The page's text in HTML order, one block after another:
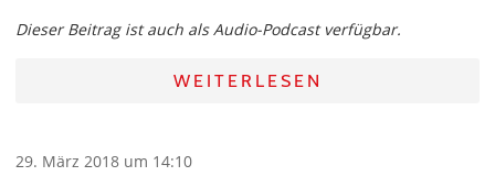
Dieser Beitrag ist auch als Audio-Podcast verfügbar.
WEITERLESEN
29. März 2018 um 14:10